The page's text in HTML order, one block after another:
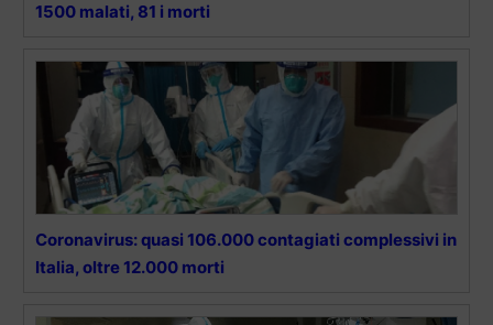
1500 malati, 81 i morti
Coronavirus: quasi 106.000 contagiati complessivi in
Italia, oltre 12.000 morti